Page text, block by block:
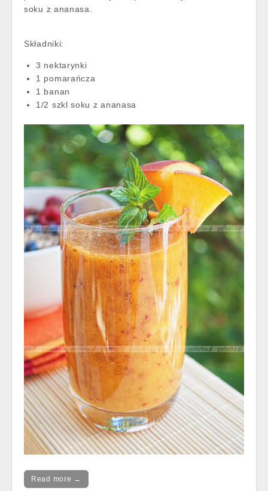
soku z ananasa.
Składniki:
3 nektarynki
1 pomarańcza
1 banan
1/2 szkl soku z ananasa
Read more →